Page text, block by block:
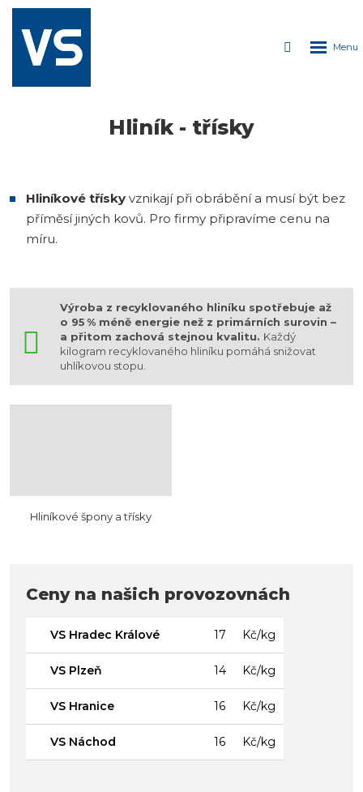
ROZDÁVÁME
PIVO
Každých 150kg
kovu
Hliník - třísky
Hliníkové třískyvznikají při obrábění a musí být bez
příměsí jiných kovů. Pro firmy připravíme cenu na
míru.
Výroba z recyklovaného hliníku spotřebuje až
o 95 % méně energie než z primárních surovin –
a přitom zachová stejnou kvalitu. Každý
kilogram recyklovaného hliníku pomáhá snižovat
uhlíkovou stopu.
Hliníkové špony a třísky
Ceny na našich provozovnách
VS Hradec Králové 17 Kč/kg
VS Plzeň 14 Kč/kg
VS Hranice 16 Kč/kg
VS Náchod 16 Kč/kg